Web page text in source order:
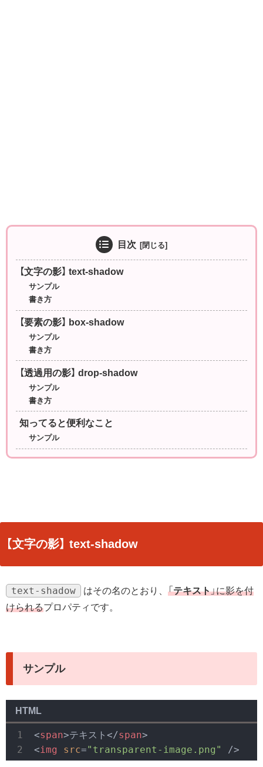
目次
【文字の影】 text-shadow
サンプル
書き方
【要素の影】 box-shadow
サンプル
書き方
【透過用の影】 drop-shadow
サンプル
書き方
知ってると便利なこと
サンプル
【文字の影】 text-shadow
text-shadow はその名のとおり、 「テキスト」に影を付
けられるプロパティです。
サンプル
HTML
<span>テキスト </span>
<img src="transparent-image.png" />